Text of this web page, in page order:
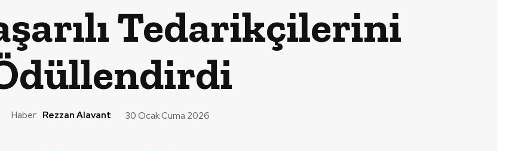
Tedarikçilerini
Haber: Rezzan Alavant 30 Ocak Cuma 2026